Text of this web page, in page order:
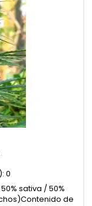
0
sativa / 50%
de